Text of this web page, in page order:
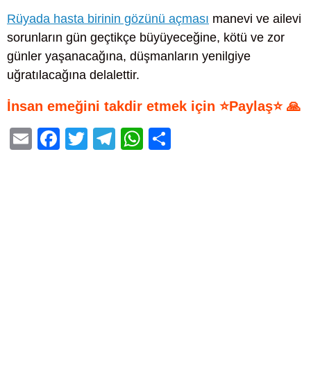
Rüyada hasta birinin gözünü açması manevi ve ailevi
sorunların gün geçtikçe büyüyeceğine, kötü ve zor
günler yaşanacağına, düşmanların yenilgiye
uğratılacağına delalettir.
İnsan emeğini takdir etmek için ⭐Paylaş⭐ 🙏
E
F
T
T
W